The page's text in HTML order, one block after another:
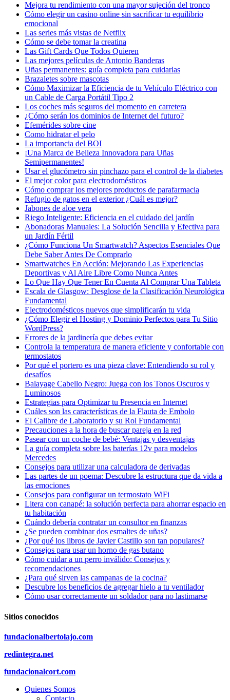
Mejora tu rendimiento con una mayor sujeción del tronco
Cómo elegir un casino online sin sacrificar tu equilibrio
emocional
Las series más vistas de Netflix
Cómo se debe tomar la creatina
Las Gift Cards Que Todos Quieren
Las mejores películas de Antonio Banderas
Uñas permanentes: guía completa para cuidarlas
Brazaletes sobre mascotas
Cómo Maximizar la Eficiencia de tu Vehículo Eléctrico con
un Cable de Carga Portátil Tipo 2
Los coches más seguros del momento en carretera
¿Cómo serán los dominios de Internet del futuro?
Efemérides sobre cine
Сomo hidratar el pelo
La importancia del BOI
¡Una Marca de Belleza Innovadora para Uñas
Semipermanentes!
Usar el glucómetro sin pinchazo para el control de la diabetes
El mejor color para electrodomésticos
Cómo comprar los mejores productos de parafarmacia
Refugio de gatos en el exterior ¿Cuál es mejor?
Jabones de aloe vera
Riego Inteligente: Eficiencia en el cuidado del jardín
Abonadoras Manuales: La Solución Sencilla y Efectiva para
un Jardín Fértil
¿Cómo Funciona Un Smartwatch? Aspectos Esenciales Que
Debe Saber Antes De Comprarlo
Smartwatches En Acción: Mejorando Las Experiencias
Deportivas y Al Aire Libre Como Nunca Antes
Lo Que Hay Que Tener En Cuenta Al Comprar Una Tableta
Escala de Glasgow: Desglose de la Clasificación Neurológica
Fundamental
Electrodomésticos nuevos que simplificarán tu vida
¿Cómo Elegir el Hosting y Dominio Perfectos para Tu Sitio
WordPress?
Errores de la jardinería que debes evitar
Controla la temperatura de manera eficiente y confortable con
termostatos
Por qué el portero es una pieza clave: Entendiendo su rol y
desafíos
Balayage Cabello Negro: Juega con los Tonos Oscuros y
Luminosos
Estrategias para Optimizar tu Presencia en Internet
Cuáles son las características de la Flauta de Embolo
El Calibre de Laboratorio y su Rol Fundamental
Precauciones a la hora de buscar pareja en la red
Pasear con un coche de bebé: Ventajas y desventajas
La guía completa sobre las baterías 12v para modelos
Mercedes
Consejos para utilizar una calculadora de derivadas
Las partes de un poema: Descubre la estructura que da vida a
las emociones
Consejos para configurar un termostato WiFi
Litera con canapé: la solución perfecta para ahorrar espacio en
tu habitación
Cuándo debería contratar un consultor en finanzas
¿Se pueden combinar dos esmaltes de uñas?
¿Por qué los libros de Javier Castillo son tan populares?
Consejos para usar un horno de gas butano
Cómo cuidar a un perro inválido: Consejos y
recomendaciones
¿Para qué sirven las campanas de la cocina?
Descubre los beneficios de agregar hielo a tu ventilador
Cómo usar correctamente un soldador para no lastimarse
Sitios conocidos
fundacionalbertolajo.com
redintegra.net
fundacionalcort.com
Quienes Somos
Contacto